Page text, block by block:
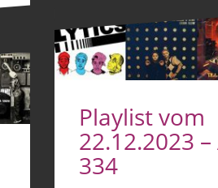
Playlist vom
22.12.2023
334